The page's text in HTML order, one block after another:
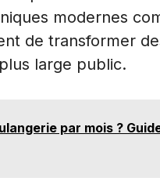
modernes
de transformer
large public.
par mois ?